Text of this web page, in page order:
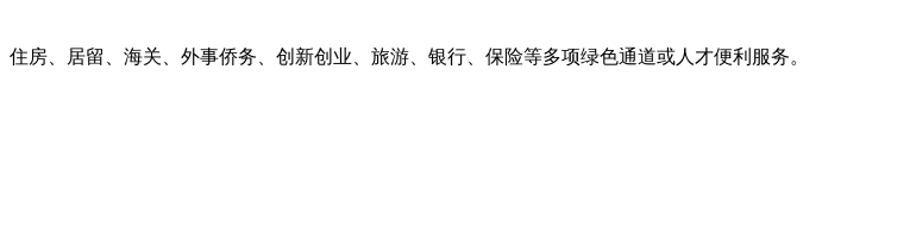
房、居留、海关、外事侨务、创新创业、旅游、银行、保险等多项绿色通道或人才便利服务。